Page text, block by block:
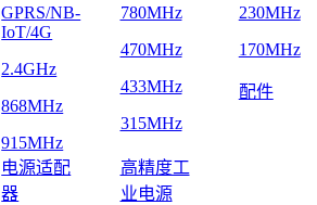
GPRS/NB-
IoT/4G
2.4GHz
868MHz
915MHz
780MHz
470MHz
433MHz
315MHz
230MHz
170MHz
配件
电源适配
器
高精度工
业电源